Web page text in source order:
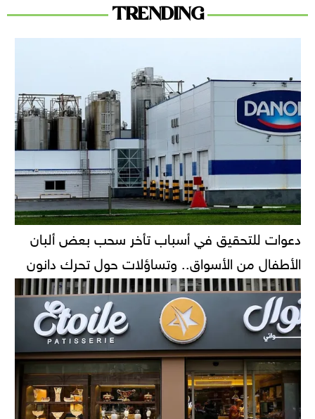
TRENDING
دعوات للتحقيق في أسباب تأخر سحب بعض ألبان
الأطفال من الأسواق.. وتساؤلات حول تحرك دانون